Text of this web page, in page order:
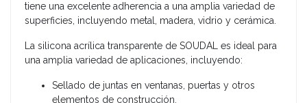
tiene una excelente adherencia a una amplia variedad de
superficies, incluyendo metal, madera, vidrio y cerámica.
La silicona acrílica transparente de SOUDAL es ideal para
una amplia variedad de aplicaciones, incluyendo:
Sellado de juntas en ventanas, puertas y otros
elementos de construcción.